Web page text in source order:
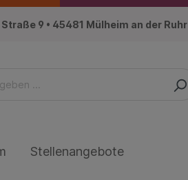
9 • 45481 Mülheim an der Ruhr
Stellenangebote